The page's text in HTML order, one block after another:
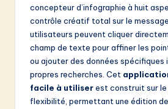
concepteur d’infographie à huit
contrôle créatif total sur le
utilisateurs peuvent cliquer
champ de texte pour affiner les
ou ajouter des données spécifiques
propres recherches. Cet
facile à utiliserest construit sur le
flexibilité, permettant une édition